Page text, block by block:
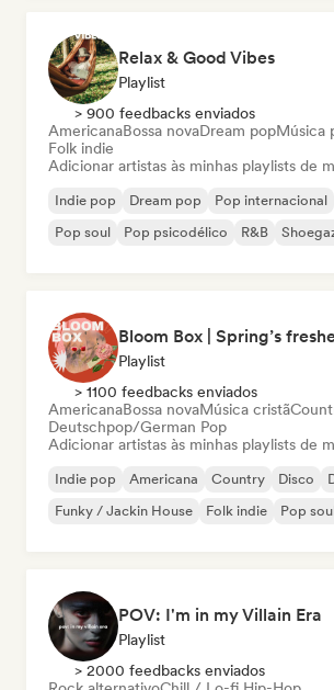
Relax & Good Vibes
Playlist
> 900 feedbacks enviados
AmericanaBossa novaDream popMúsica
Folk indie
Adicionar artistas às minhas playlists de
Indie pop Dream pop Pop internacional
Pop soul
Pop psicodélico R&B
Bloom Box | Spring’s
Playlist
> 1100 feedbacks enviados
AmericanaBossa novaMúsica cristã
Deutschpop/German Pop
Adicionar artistas às minhas playlists de
Indie pop Americana Country Disco
Funky / Jackin House
Folk indie Pop
POV: I'm in my Villain Era
Playlist
> 2000 feedbacks enviados